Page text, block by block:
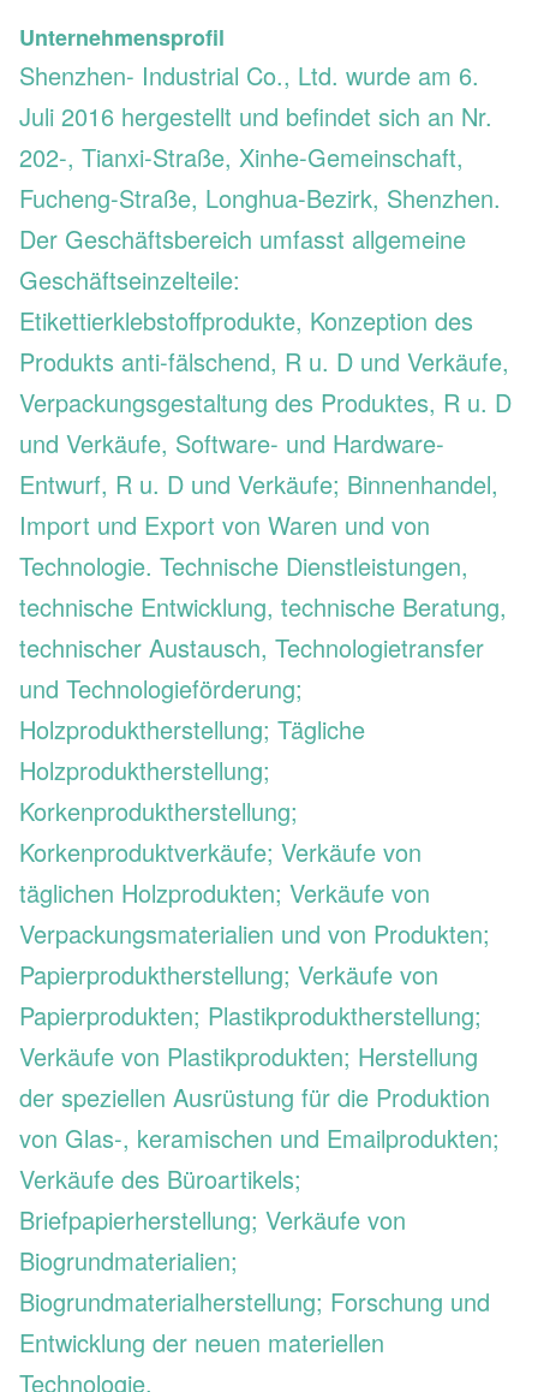
Unternehmensprofil
Shenzhen- Industrial Co., Ltd. wurde am 6.
Juli 2016 hergestellt und befindet sich an Nr.
202-, Tianxi-Straße, Xinhe-Gemeinschaft,
Fucheng-Straße, Longhua-Bezirk, Shenzhen.
Der Geschäftsbereich umfasst allgemeine
Geschäftseinzelteile:
Etikettierklebstoffprodukte, Konzeption des
Produkts anti-fälschend, R u. D und Verkäufe,
Verpackungsgestaltung des Produktes, R u. D
und Verkäufe, Software- und Hardware-
Entwurf, R u. D und Verkäufe; Binnenhandel,
Import und Export von Waren und von
Technologie. Technische Dienstleistungen,
technische Entwicklung, technische Beratung,
technischer Austausch, Technologietransfer
und Technologieförderung;
Holzproduktherstellung; Tägliche
Holzproduktherstellung;
Korkenproduktherstellung;
Korkenproduktverkäufe; Verkäufe von
täglichen Holzprodukten; Verkäufe von
Verpackungsmaterialien und von Produkten;
Papierproduktherstellung; Verkäufe von
Papierprodukten; Plastikproduktherstellung;
Verkäufe von Plastikprodukten; Herstellung
der speziellen Ausrüstung für die Produktion
von Glas-, keramischen und Emailprodukten;
Verkäufe des Büroartikels;
Briefpapierherstellung; Verkäufe von
Biogrundmaterialien;
Biogrundmaterialherstellung; Forschung und
Entwicklung der neuen materiellen
Technologie.